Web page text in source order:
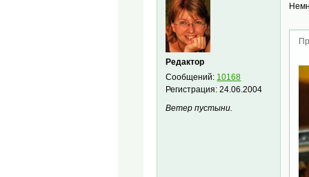
Редактор
Сообщений: 10168
Регистрация:24.06.2004
Ветер пустыни.